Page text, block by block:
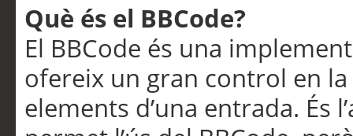
Què és el BBCode?
El BBCode és una
ofereix un gran control en
elements d’una entrada. És